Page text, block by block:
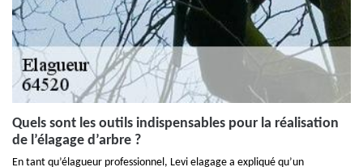
Quels sont les outils indispensables pour la réalisation
de l’élagage d’arbre ?
En tant qu’élagueur professionnel, Levi elagage a expliqué qu’un